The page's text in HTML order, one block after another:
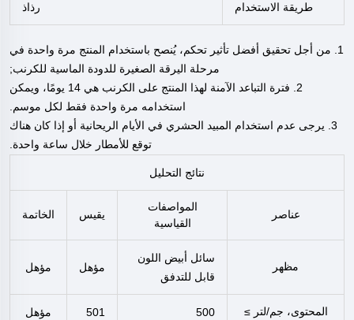
طريقة الاستخدام رذاذ
1. من أجل تحقيق أفضل تأثير تحكم، يُنصح باستخدام المنتج مرة واحدة في
مرحلة اليرقة الصغيرة للدودة الماسية للكرنب;
2. فترة التباعد الآمنة لهذا المنتج على الكرنب هي 14 يومًا، ويمكن
استخدامه مرة واحدة فقط لكل موسم.
3. يرجى عدم استخدام المبيد الحشري في الأيام الريحانية أو إذا كان هناك
توقع للأمطار خلال ساعة واحدة.
نتائج التحليل
عناصر
المواصفات
القياسية
يقيس الخاتمة
مظهر
سائل أبيض اللون
قابل للتدفق
مؤهل مؤهل
المحتوى، جم/لتر ≥ 500
501 مؤهل